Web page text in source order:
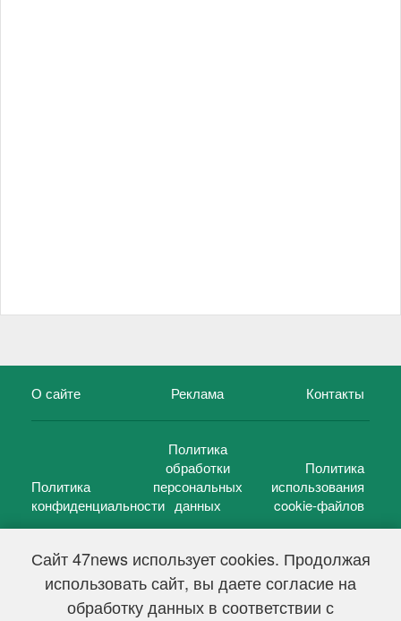
Сайт 47news использует cookies. Продолжая
использовать сайт, вы даете согласие на
обработку данных в соответствии с
О сайте Реклама Контакты
Политика
конфиденциальности
Политика
обработки
персональных
данных
Политика
использования
cookie-файлов
47 новостей (47 news)2005 — 2026 г.
Свидетельство о регистрации СМИ Эл № ФС 77-39848, выдано